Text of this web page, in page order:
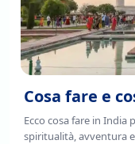
Cosa fare e
Ecco cosa fare in India
spiritualità, avventura